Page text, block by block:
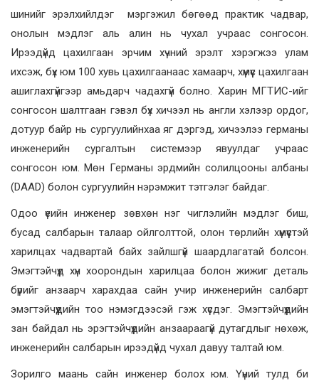
шинийг эрэлхийлдэг мэргэжил бөгөөд практик чадвар,
онолын мэдлэг аль алин нь чухал учраас сонгосон.
Ирээдүйд цахилгаан эрчим хүчний эрэлт хэрэгжээ улам
ихсэж, бүх юм 100 хувь цахилгаанаас хамаарч, хүмүүс цахилгаан
ашиглахгүйгээр амьдарч чадахгүй болно. Харин МГТИС-ийг
сонгосон шалтгаан гэвэл бүх хичээл нь англи хэлээр ордог,
дотуур байр нь сургуулийнхаа яг дэргэд, хичээлээ германы
инженерийн сургалтын системээр явуулдаг учраас
сонгосон юм. Мөн Германы эрдмийн солилцооны албаны
(DAAD) болон сургуулийн нэрэмжит тэтгэлэг байдаг.
Одоо үеийн инженер зөвхөн нэг чиглэлийн мэдлэг биш,
бусад салбарын талаар ойлголттой, олон төрлийн хүмүүстэй
харилцах чадвартай байх зайлшгүй шаардлагатай болсон.
Эмэгтэйчүүд хүн хоорондын харилцаа болон жижиг деталь
бүрийг анзаарч харахдаа сайн учир инженерийн салбарт
эмэгтэйчүүдийн тоо нэмэгдээсэй гэж хүсдэг. Эмэгтэйчүүдийн
зан байдал нь эрэгтэйчүүдийн анзаараагүй дутагдлыг нөхөж,
инженерийн салбарын ирээдүйд чухал давуу талтай юм.
Зорилго маань сайн инженер болох юм. Үүний тулд би